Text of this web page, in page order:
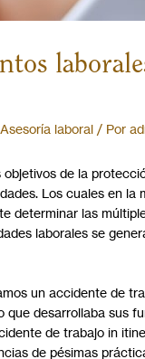
Asesoría laboral / Por
de la
Los cuales en la
determinar las
laborales se
un accidente de
que desarrollaba sus
de trabajo in
de pésimas